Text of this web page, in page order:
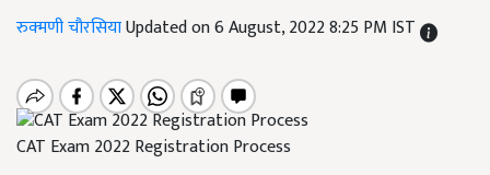
रुक्मणी चौरसियाUpdated on 6 August, 2022 8:25 PM IST
CAT Exam 2022 Registration Process